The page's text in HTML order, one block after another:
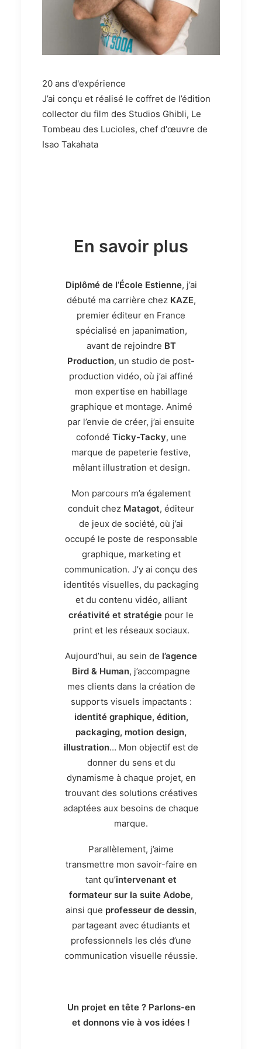
20 ans d'expérience
J’ai conçu et réalisé le coffret de l’édition
collector du film des Studios Ghibli, Le
Tombeau des Lucioles, chef d'œuvre de
Isao Takahata
En savoir plus
Diplômé de l’École Estienne, j’ai
débuté ma carrière chez KAZE,
premier éditeur en France
spécialisé en japanimation,
avant de rejoindre BT
Production, un studio de post-
production vidéo, où j’ai affiné
mon expertise en habillage
graphique et montage. Animé
par l’envie de créer, j’ai ensuite
cofondé Ticky-Tacky, une
marque de papeterie festive,
mêlant illustration et design.
Mon parcours m’a également
conduit chez Matagot, éditeur
de jeux de société, où j’ai
occupé le poste de responsable
graphique, marketing et
communication. J’y ai conçu des
identités visuelles, du packaging
et du contenu vidéo, alliant
créativité et stratégie pour le
print et les réseaux sociaux.
Aujourd’hui, au sein de l’agence
Bird & Human, j’accompagne
mes clients dans la création de
supports visuels impactants :
identité graphique, édition,
packaging, motion design,
illustration… Mon objectif est de
donner du sens et du
dynamisme à chaque projet, en
trouvant des solutions créatives
adaptées aux besoins de chaque
marque.
Parallèlement, j’aime
transmettre mon savoir-faire en
tant qu’intervenant et
formateur sur la suite Adobe,
ainsi que professeur de dessin,
partageant avec étudiants et
professionnels les clés d’une
communication visuelle réussie.
Un projet en tête ? Parlons-en
et donnons vie à vos idées !